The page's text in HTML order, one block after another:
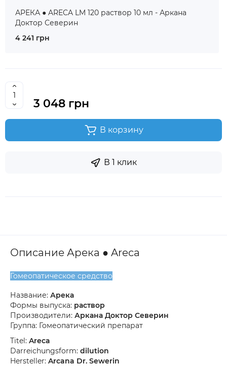
АРЕКА ● ARECA LM 120 раствор 10 мл - Аркана
Доктор Северин
4 241 грн
3 048 грн
В корзину
В 1 клик
Описание Арека ● Areca
Гомеопатическое средство
Название: Арека
Формы выпуска: раствор
Производители: Аркана Доктор Северин
Группа: Гомеопатический препарат
Titel: Areca
Darreichungsform: dilution
Hersteller: Arcana Dr. Sewerin